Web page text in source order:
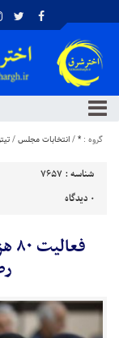
گروه : *
/انتخابات مجلس/
شناسه : 7657
۰ دیدگاه